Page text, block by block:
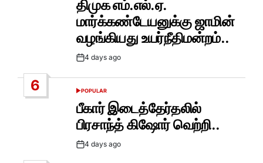
திமுக எம்.எல்.ஏ.
மார்க்கண்டேயனுக்கு ஜாமின்
வழங்கியது உயர்நீதிமன்றம்..
Post4 days ago
6
POSTED
POPULAR
பீகார் இடைத்தேர்தலில்
பிரசாந்த் கிஷோர் வெற்றி..
Post4 days ago